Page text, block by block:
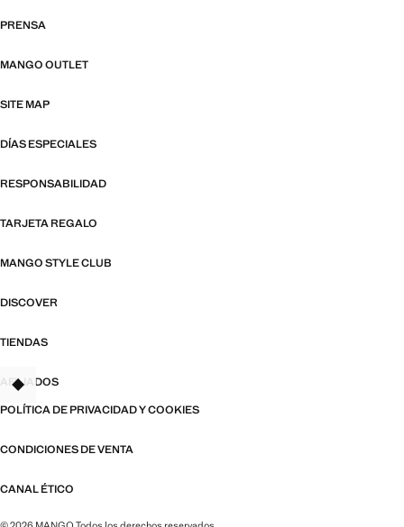
PRENSA
MANGO OUTLET
SITE MAP
DÍAS ESPECIALES
RESPONSABILIDAD
TARJETA REGALO
MANGO STYLE CLUB
DISCOVER
TIENDAS
AFILIADOS
POLÍTICA DE PRIVACIDAD Y COOKIES
CONDICIONES DE VENTA
CANAL ÉTICO